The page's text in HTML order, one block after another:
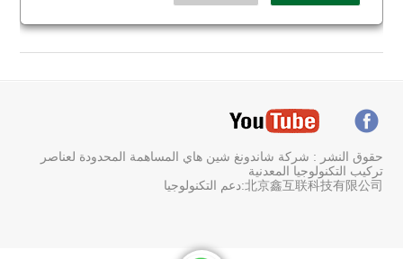
حقوق النشر : شركة شاندونغ شين هاي المساهمة المحدودة لعناصر
تركيب التكنولوجيا المعدنية
北京鑫互联科技有限公司:دعم التكنولوجيا